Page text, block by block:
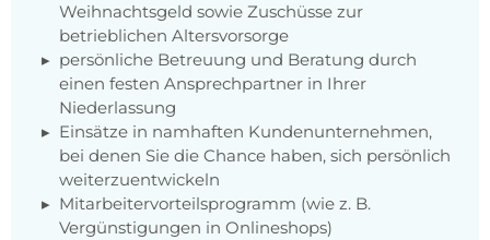
Weihnachtsgeld sowie Zuschüsse zur
betrieblichen Altersvorsorge
persönliche Betreuung und Beratung durch
einen festen Ansprechpartner in Ihrer
Niederlassung
Einsätze in namhaften Kundenunternehmen,
bei denen Sie die Chance haben, sich persönlich
weiterzuentwickeln
Mitarbeitervorteilsprogramm (wie z. B.
Vergünstigungen in Onlineshops)